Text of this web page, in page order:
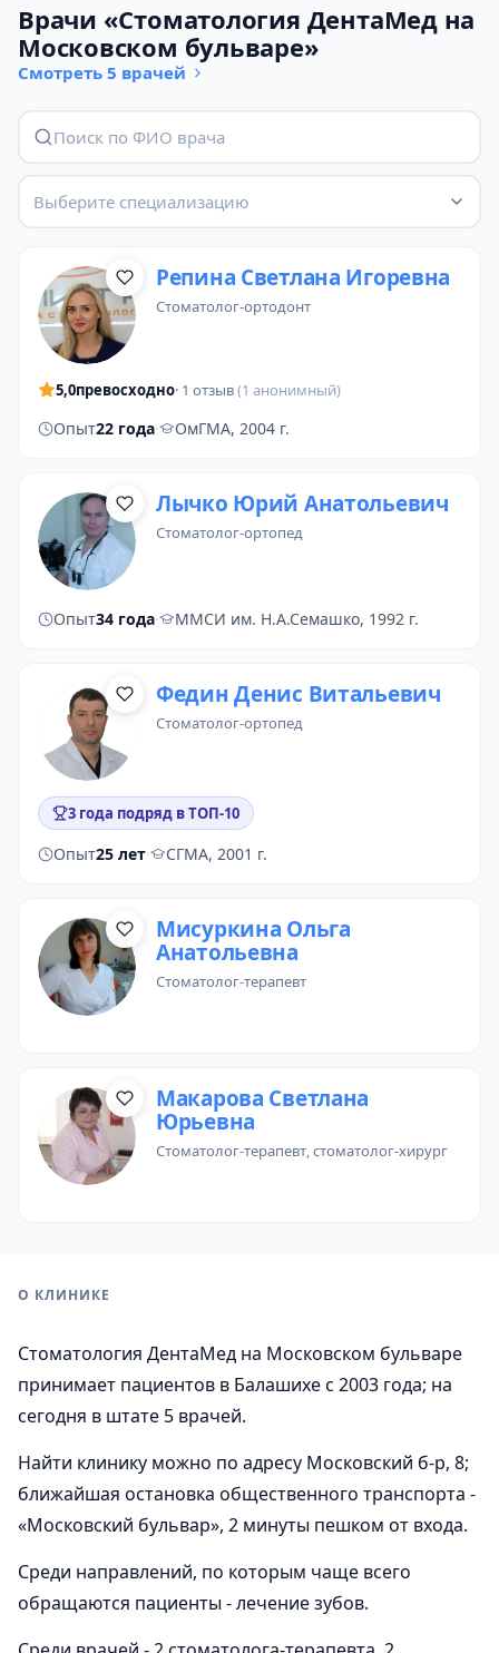
Врачи «Стоматология ДентаМед на
Московском бульваре»
Смотреть 5 врачей
Выберите специализацию
Репина Светлана Игоревна
стоматолог-ортодонт
5,0превосходно· 1 отзыв(1 анонимный)
Опыт22 года· ОмГМА, 2004 г.
Лычко Юрий Анатольевич
стоматолог-ортопед
Опыт34 года· ММСИ им. Н.А.Семашко, 1992 г.
Федин Денис Витальевич
стоматолог-ортопед
3 года подряд в ТОП-10
Опыт25 лет· СГМА, 2001 г.
Мисуркина Ольга
Анатольевна
стоматолог-терапевт
Макарова Светлана
Юрьевна
стоматолог-терапевт,стоматолог-хирург
О КЛИНИКЕ
Стоматология ДентаМед на Московском бульваре
принимает пациентов в Балашихе с 2003 года; на
сегодня в штате 5 врачей.
Найти клинику можно по адресу Московский б-р, 8;
ближайшая остановка общественного транспорта -
«Московский бульвар», 2 минуты пешком от входа.
Среди направлений, по которым чаще всего
обращаются пациенты - лечение зубов.